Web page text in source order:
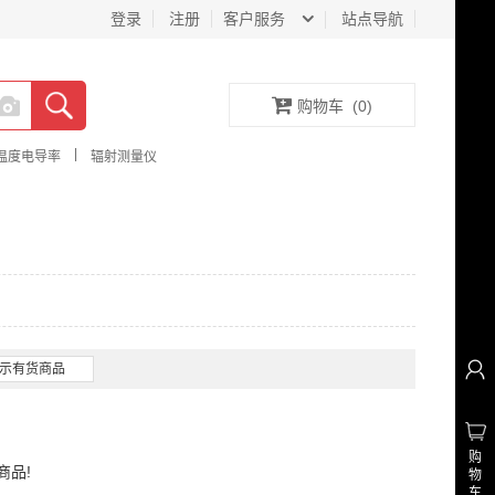
客户服务 站点导航
登录 注册
度电导率 辐射测量仪
购物车 (0)
有货商品
品!
购
物